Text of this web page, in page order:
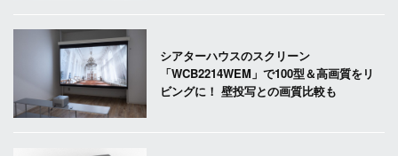
シアターハウスのスクリーン
「WCB2214WEM」で100型＆高画質をリ
ビングに！ 壁投写との画質比較も